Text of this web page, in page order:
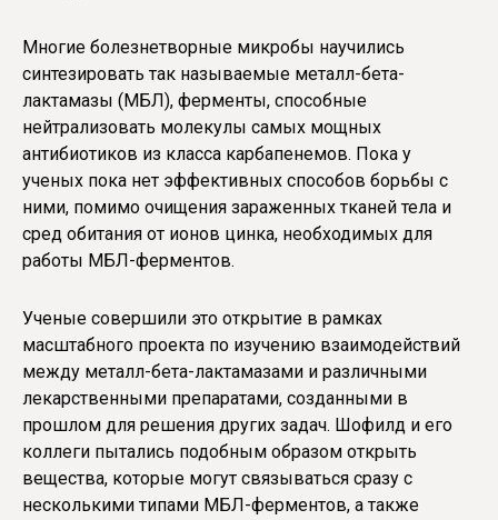
Многие болезнетворные микробы научились
синтезировать так называемые металл-бета-
лактамазы (МБЛ), ферменты, способные
нейтрализовать молекулы самых мощных
антибиотиков из класса карбапенемов. Пока у
ученых пока нет эффективных способов борьбы с
ними, помимо очищения зараженных тканей тела и
сред обитания от ионов цинка, необходимых для
работы МБЛ-ферментов.
Ученые совершили это открытие в рамках
масштабного проекта по изучению взаимодействий
между металл-бета-лактамазами и различными
лекарственными препаратами, созданными в
прошлом для решения других задач. Шофилд и его
коллеги пытались подобным образом открыть
вещества, которые могут связываться сразу с
несколькими типами МБЛ-ферментов, а также